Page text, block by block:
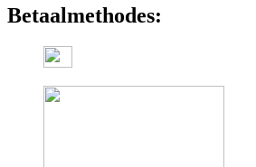
Betaalmethodes: